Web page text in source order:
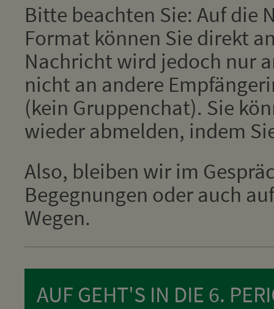
Bitte beachten Sie: Auf die
Format können Sie direkt
Nachricht wird jedoch nur
nicht an andere
(kein Gruppenchat). Sie
wieder abmelden, indem
Also, bleiben wir im
Begegnungen oder auch
Wegen.
AUF GEHT'S IN DIE 6.